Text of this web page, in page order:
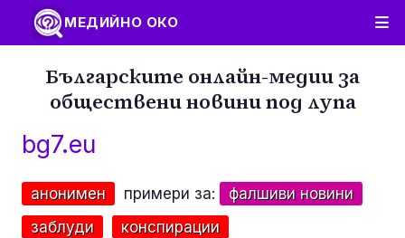
МЕДИЙНО ОКО
Българските онлайн-медии за
обществени новини под лупа
bg7.eu
анонимен примери за:
фалшиви новини
заблуди
конспирации